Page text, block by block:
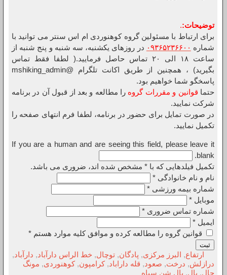
توضیحات:
.
برای ارتباط با مسئولین گروه کوهنوردی ام اس سنتر می توانید با
شماره ۰۹۳۶۵۲۳۶۶۰۰ در روزهای یکشنبه، سه شنبه و پنج شنبه از
ساعت ۱۸ الی ۲۰ تماس حاصل فرمایید.( لطفا فقط تماس
بگیرید) ، همچنین از طریق اکانت تلگرام @mshiking_admin
پاسخگو شما خواهیم بود.
حتما قوانین و مقررات گروه را مطالعه و بعد از قبول آن در برنامه
شرکت نمایید.
در صورت تمایل برای حضور در برنامه، لطفا فرم انتهای صفحه را
تکمیل نمایید.
If you are a human and are seeing this field, please leave it
blank.
تکمیل فیلدهایی که با * مشخص شده اند، ضروری می باشد.
نام و نام خانوادگی *
شماره بیمه ورزشی *
موبایل *
شماره تماس ضروری *
ایمیل *
قوانین گروه را مطالعه کرده و موافق کلیه موارد هستم *
ارتفاع, البرز مرکزی, پادگان, توچال, خط الراس دارآباد, دارآباد,
درازلش, درخت, صعود, قله داراباد,کرامپون,کوهنوردی, مونگ
چال, یال, یال شن سیاه